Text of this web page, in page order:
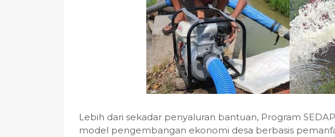
Lebih dari sekadar penyaluran bantuan, Program
model pengembangan ekonomi desa berbasis